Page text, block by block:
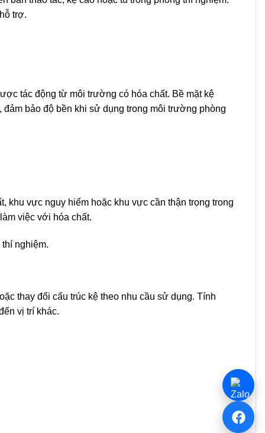
trợ.
tác động từ môi trường có hóa chất. Bề mặt kệ
bảo độ bền khi sử dụng trong môi trường phòng
khu vực nguy hiểm hoặc khu vực cần thận trọng trong
việc với hóa chất.
nghiệm.
thay đổi cấu trúc kệ theo nhu cầu sử dụng. Tính
vị trí khác.